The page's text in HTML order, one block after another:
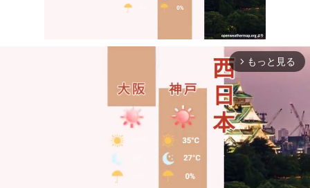
Mute
arrow_forward_ios もっと見る